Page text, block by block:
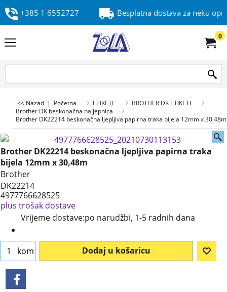
+385 1 6552727 Besplatna dostava za neku
0
<< Nazad | Početna ETIKETE
BROTHER DK ETIKETE
Brother DK beskonačna naljepnica
Brother DK22214 beskonačna ljepljiva papirna traka bijela 12mm x 30,48m
Brother DK22214 beskonačna ljepljiva papirna traka
bijela 12mm x 30,48m
Brother
DK22214
4977766628525
plus trošak dostave
Vrijeme dostave:po narudžbi, 1-5 radnih dana
kom Dodaj u košaricu